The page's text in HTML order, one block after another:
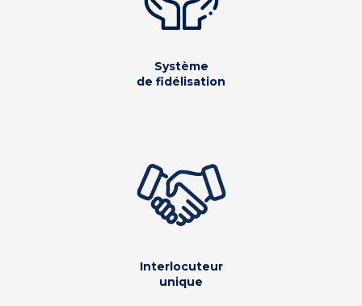
Système
de fidélisation
Interlocuteur
unique